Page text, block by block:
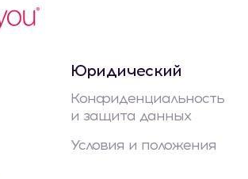
Юридический
Конфиденциальность
и защита данных
Условия и положения